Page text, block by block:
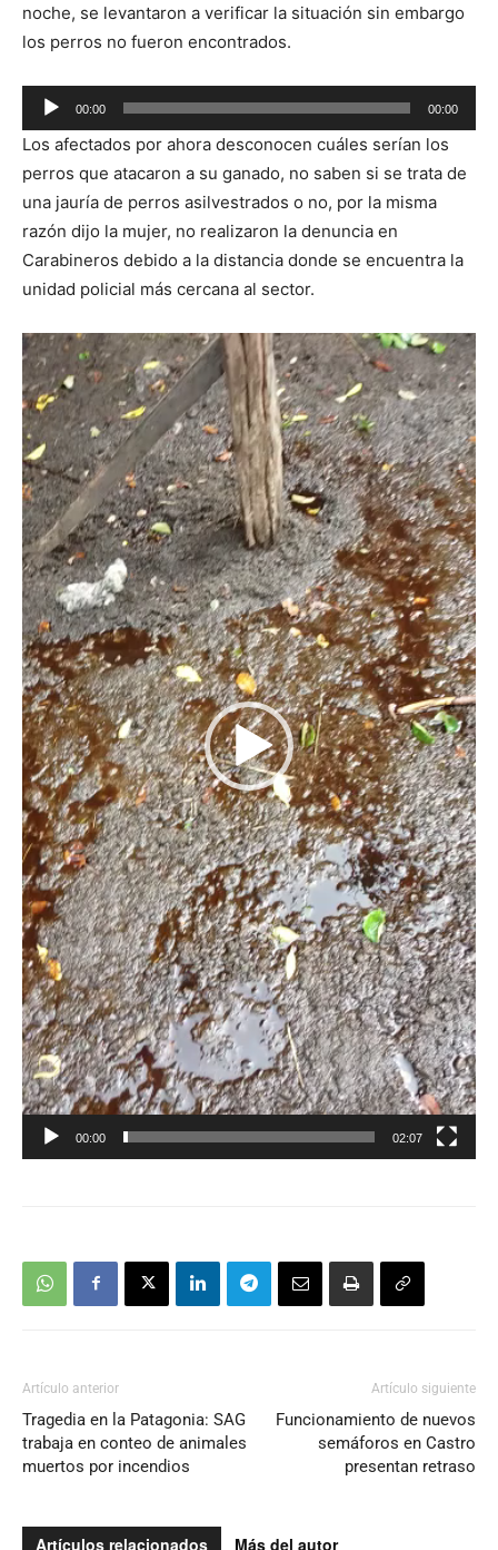
noche, se levantaron a verificar la situación sin embargo
los perros no fueron encontrados.
Reproductor
de
audio
00:00 00:00
Los afectados por ahora desconocen cuáles serían los
perros que atacaron a su ganado, no saben si se trata de
una jauría de perros asilvestrados o no, por la misma
razón dijo la mujer, no realizaron la denuncia en
Carabineros debido a la distancia donde se encuentra la
unidad policial más cercana al sector.
Reproductor
de
vídeo
00:00 02:07
Artículo anterior
Tragedia en la Patagonia: SAG
trabaja en conteo de animales
muertos por incendios
Artículo siguiente
Funcionamiento de nuevos
semáforos en Castro
presentan retraso
Artículos relacionados Más del autor